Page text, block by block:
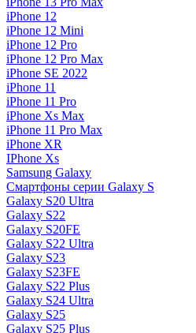
iPhone 12
iPhone 12 Mini
iPhone 12 Pro
iPhone 12 Pro Max
iPhone SE 2022
iPhone 11
iPhone 11 Pro
iPhone Xs Max
iPhone 11 Pro Max
iPhone XR
IPhone Xs
Samsung Galaxy
Смартфоны серии Galaxy S
Galaxy S20 Ultra
Galaxy S22
Galaxy S20FE
Galaxy S22 Ultra
Galaxy S23
Galaxy S23FE
Galaxy S22 Plus
Galaxy S24 Ultra
Galaxy S25
Galaxy S25 Plus